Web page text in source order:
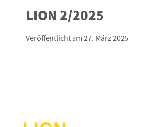
LION 2/2025
Veröffentlicht am 27. März 2025